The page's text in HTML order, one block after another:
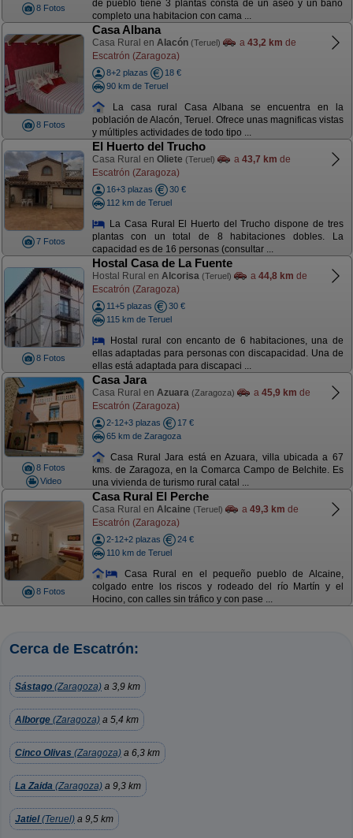
8 Fotos
de pueblo tiene 3 plantas consta de un aseo y un baño
completo una habitacion con cama ...
8 Fotos
Casa Albana
Casa Rural en Alacón (Teruel) a 43,2 km de
Escatrón (Zaragoza)
8+2 plazas
18 €
90 km de Teruel
La casa rural Casa Albana se encuentra en la
población de Alacón, Teruel. Ofrece unas magnificas vistas
y múltiples actividades de todo tipo ...
7 Fotos
El Huerto del Trucho
Casa Rural en Oliete (Teruel) a 43,7 km de
Escatrón (Zaragoza)
16+3 plazas
30 €
112 km de Teruel
La Casa Rural El Huerto del Trucho dispone de tres
plantas con un total de 8 habitaciones dobles. La
capacidad es de 16 personas (consultar ...
8 Fotos
Hostal Casa de La Fuente
Hostal Rural en Alcorisa (Teruel) a 44,8 km de
Escatrón (Zaragoza)
11+5 plazas
30 €
115 km de Teruel
Hostal rural con encanto de 6 habitaciones, una de
ellas adaptadas para personas con discapacidad. Una de
ellas está adaptada para discapaci ...
8 Fotos
Video
Casa Jara
Casa Rural en Azuara (Zaragoza) a 45,9 km de
Escatrón (Zaragoza)
2-12+3 plazas
17 €
65 km de Zaragoza
Casa Rural Jara está en Azuara, villa ubicada a 67
kms. de Zaragoza, en la Comarca Campo de Belchite. Es
una vivienda de turismo rural catal ...
8 Fotos
Casa Rural El Perche
Casa Rural en Alcaine (Teruel) a 49,3 km de
Escatrón (Zaragoza)
2-12+2 plazas
24 €
110 km de Teruel
Casa Rural en el pequeño pueblo de Alcaine,
colgado entre los riscos y rodeado del río Martín y el
Hocino, con calles sin tráfico y con pase ...
Cerca de Escatrón:
Sástago (Zaragoza) a 3,9 km
Alborge (Zaragoza) a 5,4 km
Cinco Olivas (Zaragoza) a 6,3 km
La Zaida (Zaragoza) a 9,3 km
Jatiel(Teruel) a 9,5 km